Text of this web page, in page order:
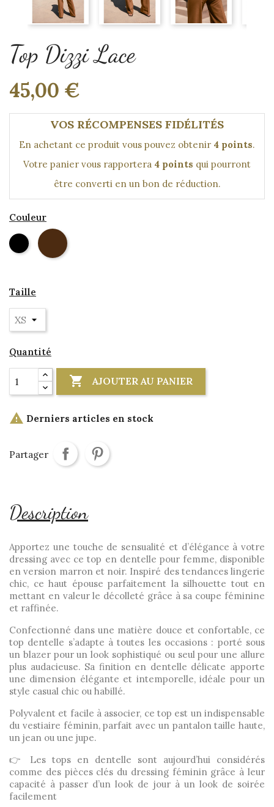
Top Dizzi Lace
45,00 €
VOS RÉCOMPENSES FIDÉLITÉS
En achetant ce produit vous pouvez obtenir 4 points.
Votre panier vous rapportera 4 points qui pourront
être converti en un bon de réduction.
Couleur
Noir
Taille
Quantité
 AJOUTER AU PANIER
 Derniers articles en stock
Partager
Description
Apportez une touche de sensualité et d’élégance à votre
dressing avec ce top en dentelle pour femme, disponible
en version marron et noir. Inspiré des tendances lingerie
chic, ce haut épouse parfaitement la silhouette tout en
mettant en valeur le décolleté grâce à sa coupe féminine
et raffinée.
Confectionné dans une matière douce et confortable, ce
top dentelle s’adapte à toutes les occasions : porté sous
un blazer pour un look sophistiqué ou seul pour une allure
plus audacieuse. Sa finition en dentelle délicate apporte
une dimension élégante et intemporelle, idéale pour un
style casual chic ou habillé.
Polyvalent et facile à associer, ce top est un indispensable
du vestiaire féminin, parfait avec un pantalon taille haute,
un jean ou une jupe.
👉 Les tops en dentelle sont aujourd’hui considérés
comme des pièces clés du dressing féminin grâce à leur
capacité à passer d’un look de jour à un look de soirée
facilement